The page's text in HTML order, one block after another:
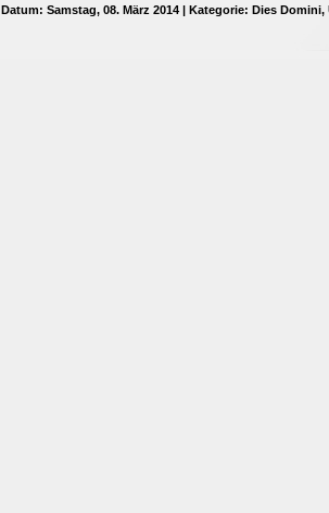
Datum: Samstag, 08. März 2014 | Kategorie: Dies Domini,